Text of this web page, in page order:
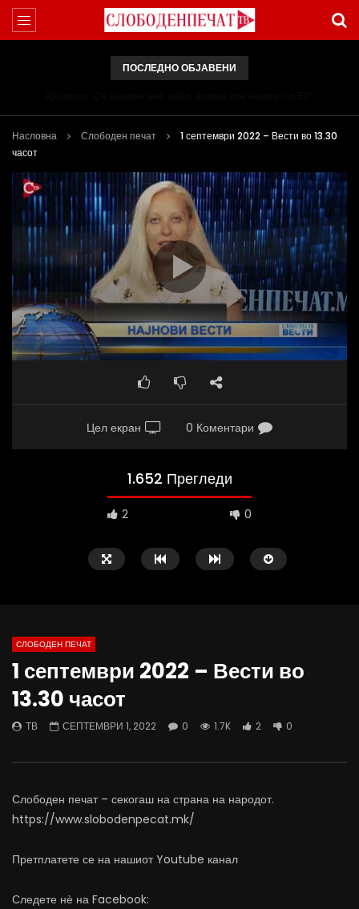
ПОСЛЕДНО ОБЈАВЕНИ
Насловна Слободен печат
1 септември 2022 – Вести во 13.30
часот
Цел екран 0 Коментари
1.652 Прегледи
2 0
07.08.2026
0
1.4K 15 0
06.08.2026
0
1.1K 11
СЛОБОДЕН ПЕЧАТ
1 септември 2022 – Вести во
13.30 часот
ТВ СЕПТЕМВРИ 1, 2022 0 1.7K 2 0
Слободен печат – секогаш на страна на народот.
https://www.slobodenpecat.mk/
Претплатете се на нашиот Youtube канал
Следете нѐ на Facebook: